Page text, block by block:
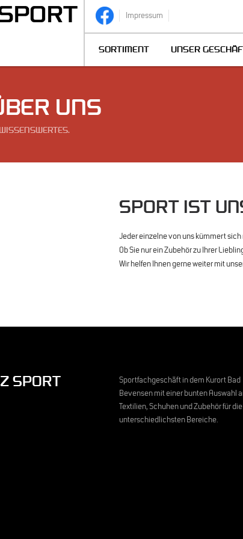
Impressum
SORTIMENT UNSER
UNS
SPORT IST
Jeder einzelne von uns kümmert
Ob Sie nur ein Zubehör zu Ihrer
Wir helfen Ihnen gerne weiter mit
SPORT
Sportfachgeschäft in dem Kurort Bad
Bevensen mit einer bunten Auswahl
Textilien, Schuhen und Zubehör für die
unterschiedlichsten Bereiche.